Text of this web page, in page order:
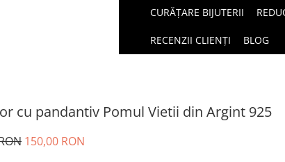
CURĂȚARE BIJUTERII
RECENZII CLIENȚI BLOG
cu pandantiv Pomul Vietii din Argint 925
150,00 RON